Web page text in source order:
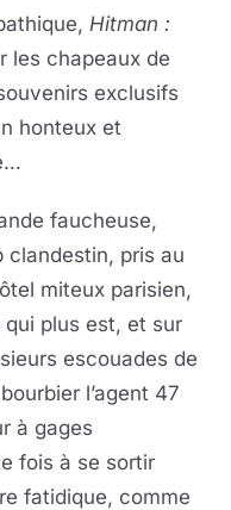
Hitman :
les chapeaux de
exclusifs
honteux et
faucheuse,
clandestin, pris au
miteux parisien,
plus est, et sur
escouades de
l’agent 47
à gages
fois à se sortir
fatidique, comme